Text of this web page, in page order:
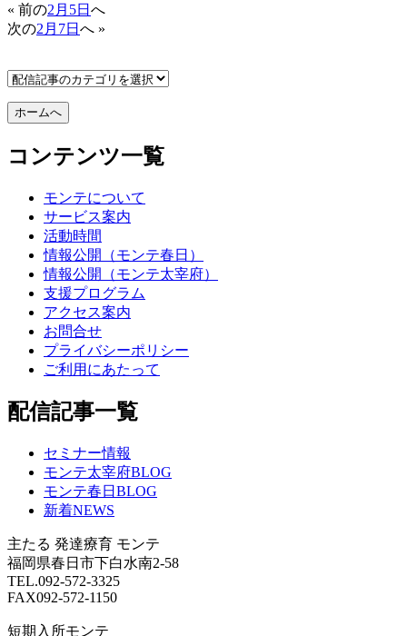
« 前の2月5日 へ
次の2月7日 へ »
コンテンツ一覧
モンテについて
サービス案内
活動時間
情報公開（モンテ春日）
情報公開（モンテ太宰府）
支援プログラム
アクセス案内
お問合せ
プライバシーポリシー
ご利用にあたって
配信記事一覧
セミナー情報
モンテ太宰府BLOG
モンテ春日BLOG
新着NEWS
主たる 発達療育 モンテ
福岡県春日市下白水南2-58
TEL.092-572-3325
FAX092-572-1150
短期入所モンテ